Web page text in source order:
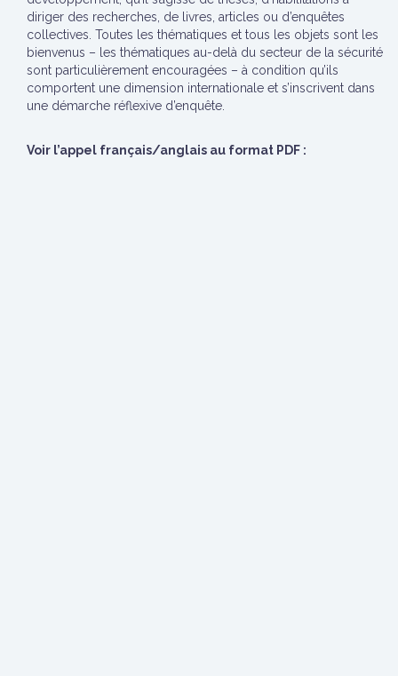
diriger des recherches, de livres, articles ou d’enquêtes
collectives. Toutes les thématiques et tous les objets sont les
bienvenus – les thématiques au-delà du secteur de la sécurité
sont particulièrement encouragées – à condition qu’ils
comportent une dimension internationale et s’inscrivent dans
une démarche réflexive d’enquête.
Voir l’appel français/anglais au format PDF :